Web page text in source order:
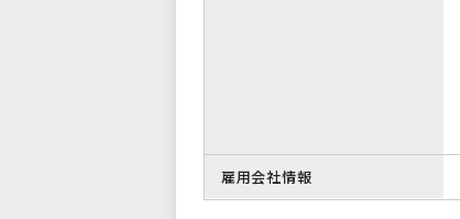
雇用会社情報